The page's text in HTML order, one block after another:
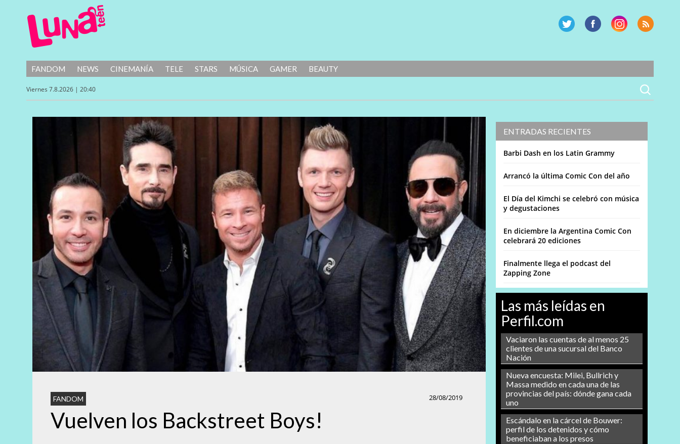
FANDOM NEWS CINEMANÍA TELE STARS MÚSICA GAMER BEAUTY
Viernes 7.8.2026 | 20:40
ENTRADAS RECIENTES
Barbi Dash en los Latin Grammy
Arrancó la última Comic Con del año
El Día del Kimchi se celebró con música
y degustaciones
En diciembre la Argentina Comic Con
celebrará 20 ediciones
Finalmente llega el podcast del
Zapping Zone
Las más leídas en
Perfil.com
Vaciaron las cuentas de al menos 25
clientes de una sucursal del Banco
Nación
Nueva encuesta: Milei, Bullrich y
Massa medido en cada una de las
provincias del país: dónde gana cada
uno
Escándalo en la cárcel de Bouwer:
perfil de los detenidos y cómo
beneficiaban a los presos
28/08/2019
FANDOM
Vuelven los Backstreet Boys!